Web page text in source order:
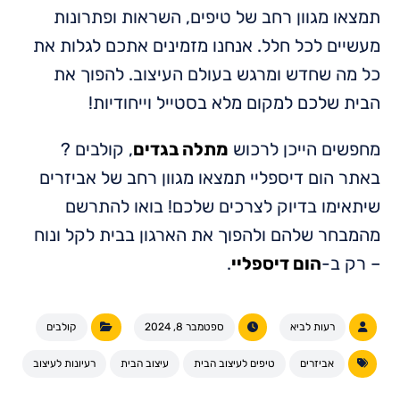
תמצאו מגוון רחב של טיפים, השראות ופתרונות
מעשיים לכל חלל. אנחנו מזמינים אתכם לגלות את
כל מה שחדש ומרגש בעולם העיצוב. להפוך את
הבית שלכם למקום מלא בסטייל וייחודיות!
מחפשים הייכן לרכוש מתלה בגדים, קולבים ?
באתר הום דיספליי תמצאו מגוון רחב של אביזרים
שיתאימו בדיוק לצרכים שלכם! בואו להתרשם
מהמבחר שלהם ולהפוך את הארגון בבית לקל ונוח
– רק ב-הום דיספליי.
רעות לביא ספטמבר 8, 2024 קולבים
אביזרים טיפים לעיצוב הבית עיצוב הבית רעיונות לעיצוב